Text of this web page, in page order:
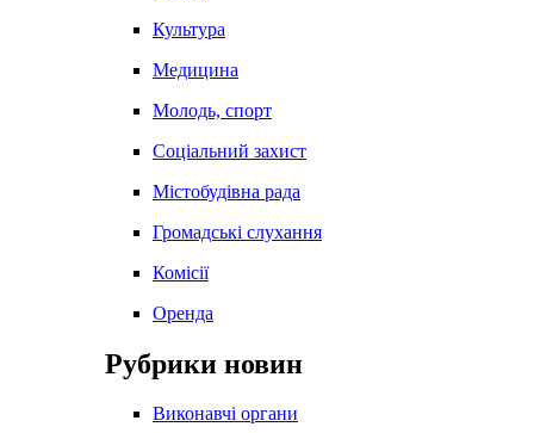
Культура
Медицина
Молодь, спорт
Соціальний захист
Містобудівна рада
Громадські слухання
Комісії
Оренда
Рубрики новин
Виконавчі органи